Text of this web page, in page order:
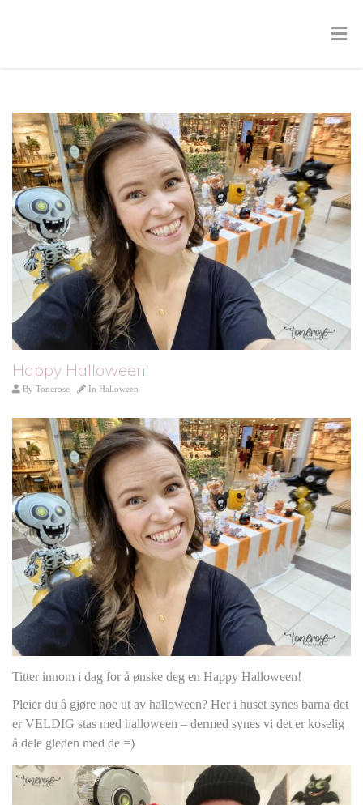
Happy Halloween!
By Tonerose In Halloween
Titter innom i dag for å ønske deg en Happy Halloween!
Pleier du å gjøre noe ut av halloween? Her i huset synes barna det
er VELDIG stas med halloween – dermed synes vi det er koselig
å dele gleden med de =)